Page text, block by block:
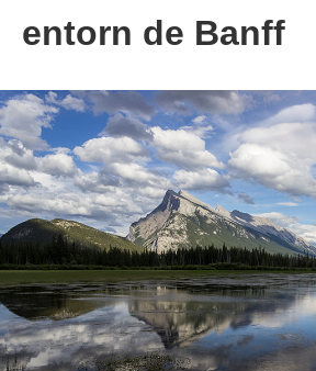
entorn de Banff